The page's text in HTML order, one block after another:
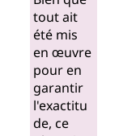
tout ait
été mis
en œuvre
pour en
garantir
l'exactitu
de, ce